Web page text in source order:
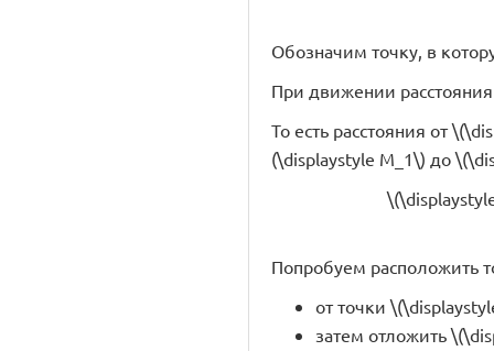
Обозначим точку, в
При движении
То есть расстояния от
(\displaystyle M_1\) до
Попробуем расположить
от точки
затем отложить